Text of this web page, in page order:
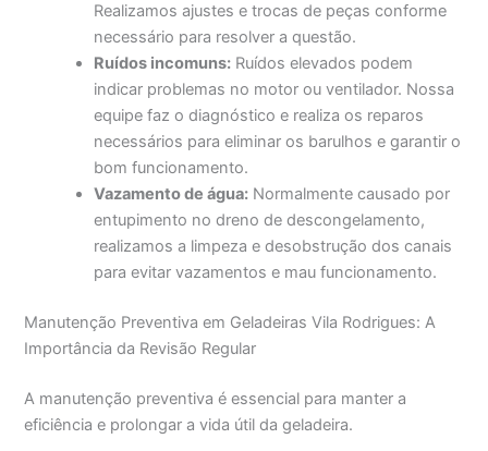
Realizamos ajustes e trocas de peças conforme
necessário para resolver a questão.
Ruídos incomuns: Ruídos elevados podem
indicar problemas no motor ou ventilador. Nossa
equipe faz o diagnóstico e realiza os reparos
necessários para eliminar os barulhos e garantir o
bom funcionamento.
Vazamento de água: Normalmente causado por
entupimento no dreno de descongelamento,
realizamos a limpeza e desobstrução dos canais
para evitar vazamentos e mau funcionamento.
Manutenção Preventiva em Geladeiras Vila Rodrigues: A
Importância da Revisão Regular
A manutenção preventiva é essencial para manter a
eficiência e prolongar a vida útil da geladeira.